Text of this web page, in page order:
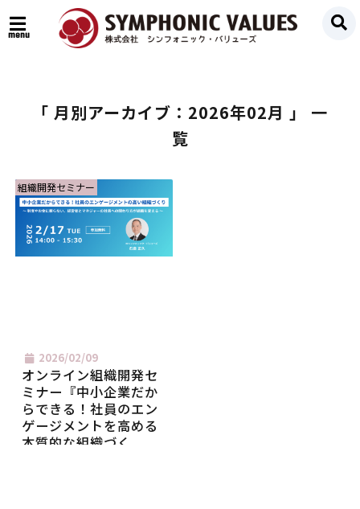
menu
「 月別アーカイブ：2026年02月 」 一
覧
組織開発セミナー
2026/02/09
オンライン組織開発セ
ミナー『中小企業だか
らできる！社員のエン
ゲージメントを高める
本質的な組織づく